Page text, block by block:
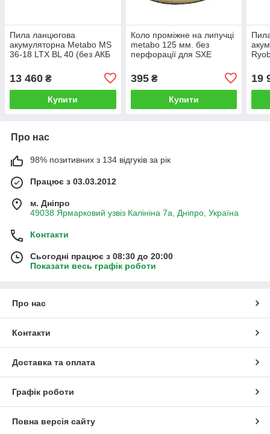
Пила ланцюгова
акумуляторна Metabo MS
36-18 LTX BL 40 (без АКБ
13 460 ₴
Купити
Коло проміжне на липучці
metabo 125 мм. без
перфорації для SXE
395₴
Купити
та
19
Про нас
98% позитивних з 134 відгуків за рік
Працює з 03.03.2012
м. Дніпро
49038 Ярмарковий узвіз Калініна 7а, Дніпро, Україна
Контакти
Сьогодні працює з 08:30 до 20:00
Показати весь графік роботи
Про нас
Контакти
Доставка та оплата
Графік роботи
Повна версія сайту